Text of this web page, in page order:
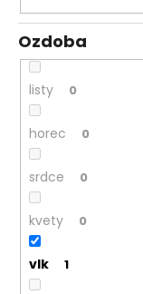
Ozdoba
listy 0
horec 0
srdce 0
kvety 0
vlk 1